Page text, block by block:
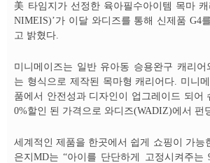
美 타임지가 선정한 육아필수아이템 목마
NIMEIS)’가 이달 와디즈를 통해 신제품 G4
고 밝혔다.
미니메이즈는 일반 유아동 승용완구 캐리
는 형식으로 제작된 목마형 캐리어다. 미니메
품에서 안전성과 디자인이 업그레이드 되어
0%할인 된 가격으로 와디즈(WADIZ)에서 펀
세계적인 제품을 한곳에서 쉽게 쇼핑이 가능
은지MD는 “아이를 단단하게 고정시켜주는